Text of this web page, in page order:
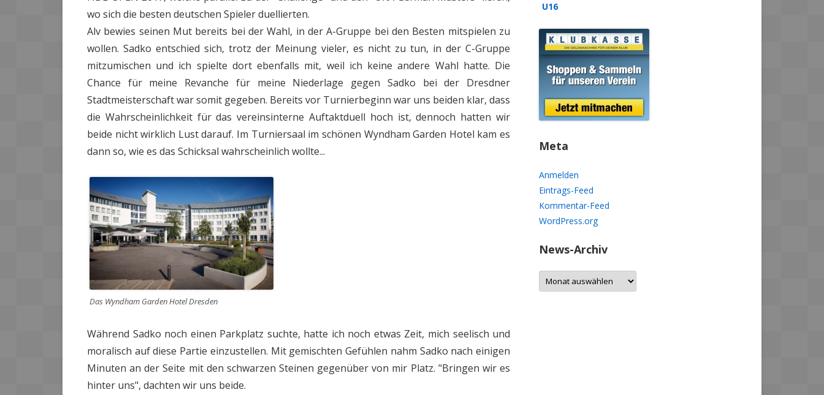
SPIELZEITEN ARCHIV
wo sich die besten deutschen Spieler duellierten.
Alv bewies seinen Mut bereits bei der Wahl, in der A-Gruppe bei den Besten mitspielen zu
wollen. Sadko entschied sich, trotz der Meinung vieler, es nicht zu tun, in der C-Gruppe
mitzumischen und ich spielte dort ebenfalls mit, weil ich keine andere Wahl hatte. Die
Chance für meine Revanche für meine Niederlage gegen Sadko bei der Dresdner
Stadtmeisterschaft war somit gegeben. Bereits vor Turnierbeginn war uns beiden klar, dass
die Wahrscheinlichkeit für das vereinsinterne Auftaktduell hoch ist, dennoch hatten wir
beide nicht wirklich Lust darauf. Im Turniersaal im schönen Wyndham Garden Hotel kam es
dann so, wie es das Schicksal wahrscheinlich wollte...
Das Wyndham Garden Hotel Dresden
Während Sadko noch einen Parkplatz suchte, hatte ich noch etwas Zeit, mich seelisch und
moralisch auf diese Partie einzustellen. Mit gemischten Gefühlen nahm Sadko nach einigen
Minuten an der Seite mit den schwarzen Steinen gegenüber von mir Platz. "Bringen wir es
hinter uns", dachten wir uns beide.
U16
Meta
Anmelden
Eintrags-Feed
Kommentar-Feed
WordPress.org
News-Archiv
N
w